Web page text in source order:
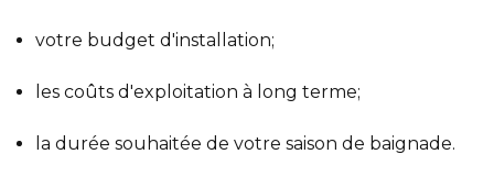
votre budget d'installation;
les coûts d'exploitation à long terme;
la durée souhaitée de votre saison de baignade.